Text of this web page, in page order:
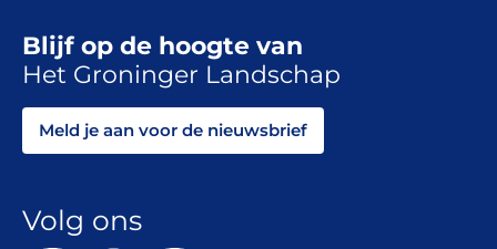
Blijf op de hoogte van
Het Groninger Landschap
Meld je aan voor de nieuwsbrief
Volg ons